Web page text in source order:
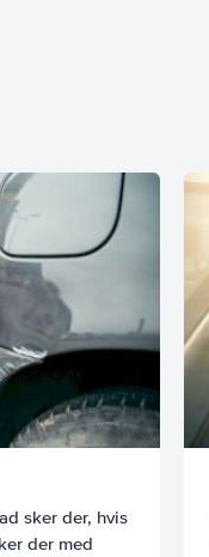
sker der, hvis
der med